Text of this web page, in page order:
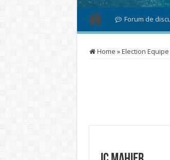
Forum de
Home »Election